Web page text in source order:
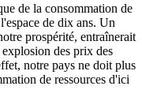
de la consommation de
de dix ans. Un
prospérité, entraînerait
des prix des
notre pays ne doit plus
de ressources d'ici